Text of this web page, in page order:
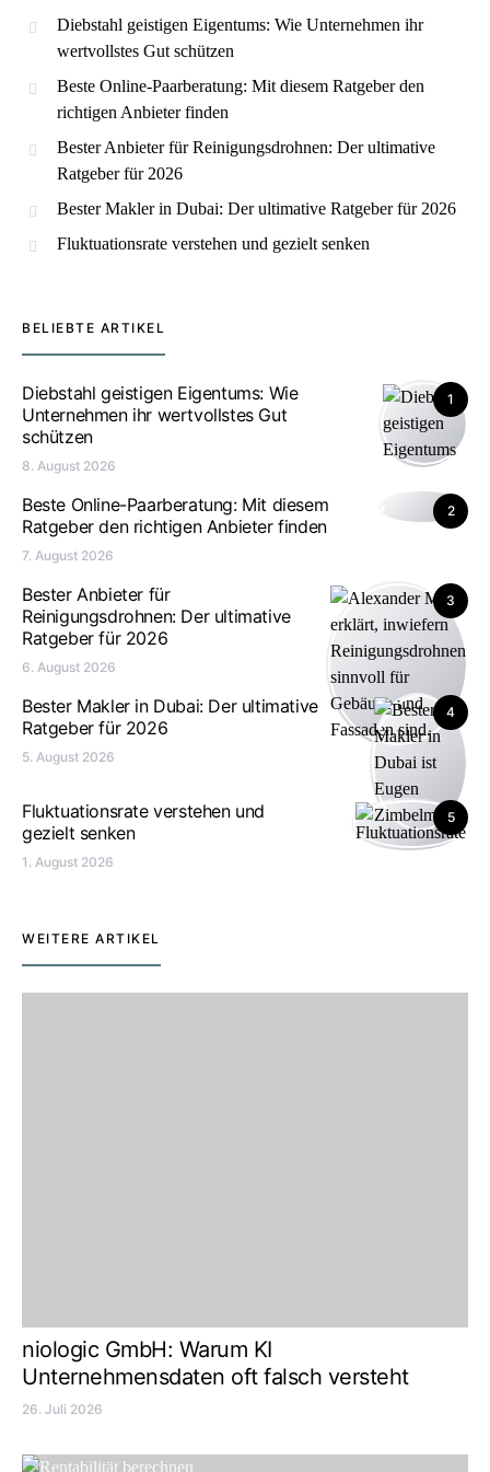
Diebstahl geistigen Eigentums: Wie Unternehmen ihr
wertvollstes Gut schützen
Beste Online-Paarberatung: Mit diesem Ratgeber den
richtigen Anbieter finden
Bester Anbieter für Reinigungsdrohnen: Der ultimative
Ratgeber für 2026
Bester Makler in Dubai: Der ultimative Ratgeber für 2026
Fluktuationsrate verstehen und gezielt senken
BELIEBTE ARTIKEL
1
Diebstahl geistigen Eigentums: Wie
Unternehmen ihr wertvollstes Gut
schützen
8. August 2026
2
Beste Online-Paarberatung: Mit diesem
Ratgeber den richtigen Anbieter finden
7. August 2026
3
Bester Anbieter für
Reinigungsdrohnen: Der ultimative
Ratgeber für 2026
6. August 2026
4
Bester Makler in Dubai: Der ultimative
Ratgeber für 2026
5. August 2026
5
Fluktuationsrate verstehen und
gezielt senken
1. August 2026
WEITERE ARTIKEL
niologic GmbH: Warum KI
Unternehmensdaten oft falsch versteht
26. Juli 2026